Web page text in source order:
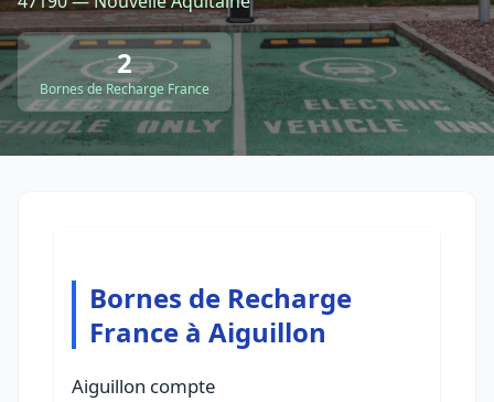
CGU-Confidentialité- Service proposé parViteUnDevis.com-Vous
2
Bornes de Recharge France
Bornes de Recharge
France à Aiguillon
Aiguillon compte